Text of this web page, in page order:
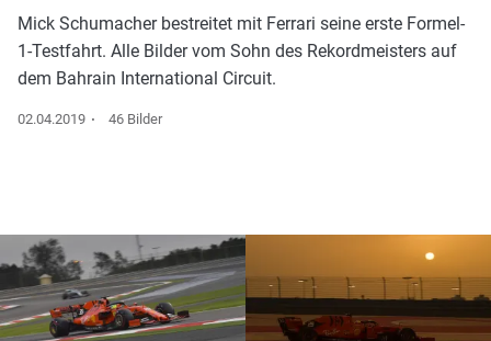
Mick Schumacher bestreitet mit Ferrari seine erste Formel-
1-Testfahrt. Alle Bilder vom Sohn des Rekordmeisters auf
dem Bahrain International Circuit.
02.04.2019 46 Bilder